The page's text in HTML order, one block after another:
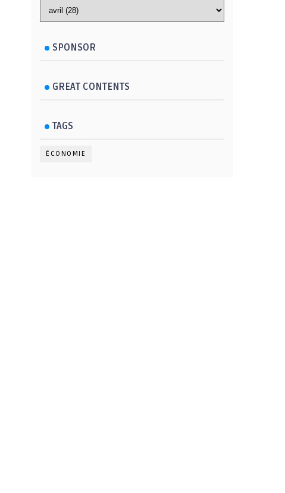
SPONSOR
GREAT CONTENTS
TAGS
ÉCONOMIE